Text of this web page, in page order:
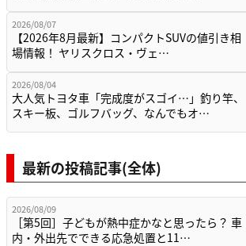
2026/08/07
【2026年8月最新】コンパクトSUVの値引き相
場情報！ ヤリスクロス・ヴェ…
2026/08/04
大人気トヨタ車「完成度がスゴイ…」釣り竿、
スキー板、ゴルフバッグ、なんでもオ…
最新の投稿記事(全体)
2026/08/09
［第5回］子どもが熱中症かなと思ったら？ 車
内・外出先でできる応急処置と11…